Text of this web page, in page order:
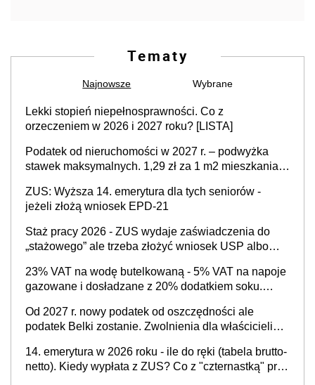
Tematy
Najnowsze Wybrane
Lekki stopień niepełnosprawności. Co z
orzeczeniem w 2026 i 2027 roku? [LISTA]
Podatek od nieruchomości w 2027 r. – podwyżka
stawek maksymalnych. 1,29 zł za 1 m2 mieszkania,
prowadzeniem działalności gospodarczej
ZUS: Wyższa 14. emerytura dla tych seniorów -
jeżeli złożą wniosek EPD-21
Staż pracy 2026 - ZUS wydaje zaświadczenia do
„stażowego” ale trzeba złożyć wniosek USP albo
zaświadczenie z ZUS?
23% VAT na wodę butelkowaną - 5% VAT na napoje
gazowane i dosładzane z 20% dodatkiem soku.
wodę a nie niezdrowe napoje?
Od 2027 r. nowy podatek od oszczędności ale
podatek Belki zostanie. Zwolnienia dla właścicieli
zależności od rodzaju aktywów (lokaty, obligacje, czy
akcje, fundusze inwestycyjne)
14. emerytura w 2026 roku - ile do ręki (tabela brutto-
netto). Kiedy wypłata z ZUS? Co z "czternastką" przy